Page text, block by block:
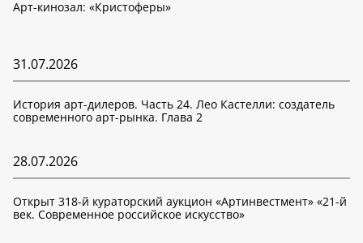
Арт-кинозал: «Кристоферы»
31.07.2026
История арт-дилеров. Часть 24. Лео Кастелли: создатель
современного арт-рынка. Глава 2
28.07.2026
Открыт 318-й кураторский аукцион «Артинвестмент» «21-й
век. Современное российское искусство»